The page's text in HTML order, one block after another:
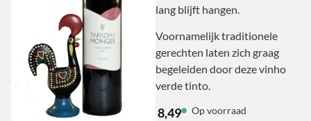
lang blijft hangen.
Voornamelijk traditionele
gerechten laten zich graag
begeleiden door deze vinho
verde tinto.
8,49 Op voorraad